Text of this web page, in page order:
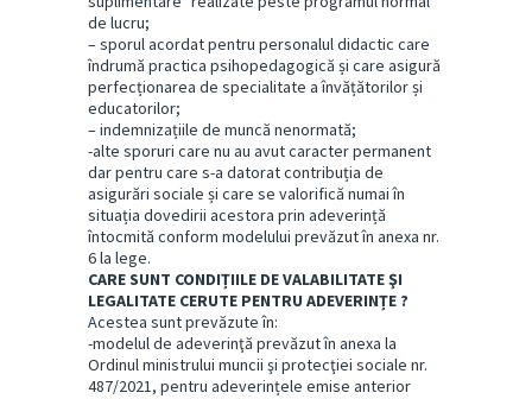
de lucru;
– sporul acordat pentru personalul didactic care
îndrumă practica psihopedagogică și care asigură
perfecționarea de specialitate a învățătorilor și
educatorilor;
– indemnizațiile de muncă nenormată;
-alte sporuri care nu au avut caracter permanent
dar pentru care s-a datorat contribuția de
asigurări sociale și care se valorifică numai în
situația dovedirii acestora prin adeverință
întocmită conform modelului prevăzut în anexa nr.
6 la lege.
CARE SUNT CONDIȚIILE DE VALABILITATE ŞI
LEGALITATE CERUTE PENTRU ADEVERINȚE ?
Acestea sunt prevăzute în:
-modelul de adeverinţă prevăzut în anexa la
Ordinul ministrului muncii şi protecţiei sociale nr.
487/2021, pentru adeverințele emise anterior